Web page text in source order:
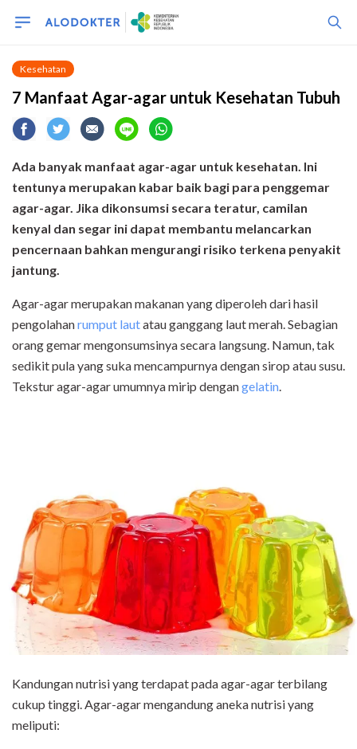
Kesehatan
7 Manfaat Agar-agar untuk Kesehatan Tubuh
Ada banyak manfaat agar-agar untuk kesehatan. Ini
tentunya merupakan kabar baik bagi para penggemar
agar-agar. Jika dikonsumsi secara teratur, camilan
kenyal dan segar ini dapat membantu melancarkan
pencernaan bahkan mengurangi risiko terkena penyakit
jantung.
Agar-agar merupakan makanan yang diperoleh dari hasil
pengolahanrumput lautatau ganggang laut merah. Sebagian
orang gemar mengonsumsinya secara langsung. Namun, tak
sedikit pula yang suka mencampurnya dengan sirop atau susu.
Tekstur agar-agar umumnya mirip dengangelatin.
Kandungan nutrisi yang terdapat pada agar-agar terbilang
cukup tinggi. Agar-agar mengandung aneka nutrisi yang
meliputi: